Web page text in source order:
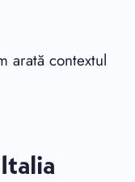
arată contextul